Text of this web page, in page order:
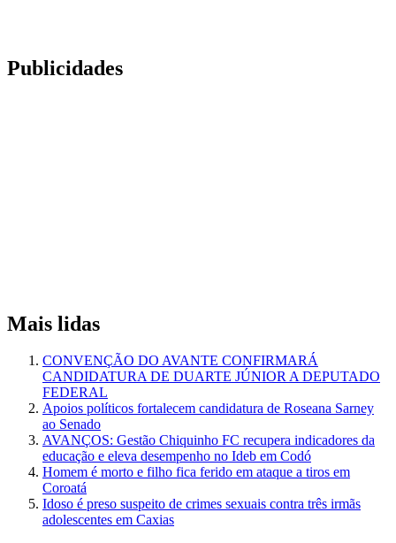
Publicidades
Mais lidas
CONVENÇÃO DO AVANTE CONFIRMARÁ
CANDIDATURA DE DUARTE JÚNIOR A DEPUTADO
FEDERAL
Apoios políticos fortalecem candidatura de Roseana Sarney
ao Senado
AVANÇOS: Gestão Chiquinho FC recupera indicadores da
educação e eleva desempenho no Ideb em Codó
Homem é morto e filho fica ferido em ataque a tiros em
Coroatá
Idoso é preso suspeito de crimes sexuais contra três irmãs
adolescentes em Caxias